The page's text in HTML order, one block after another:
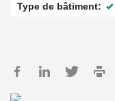
Type de bâtiment: